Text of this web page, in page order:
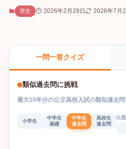
歴史 2026年2月28日 2026年7月
一問一答クイズ
類似過去問に挑戦
最大10年分の公立高校入試の類似過去問
小学生
中学生
基礎
中学生
過去問
高校生
過去問
出